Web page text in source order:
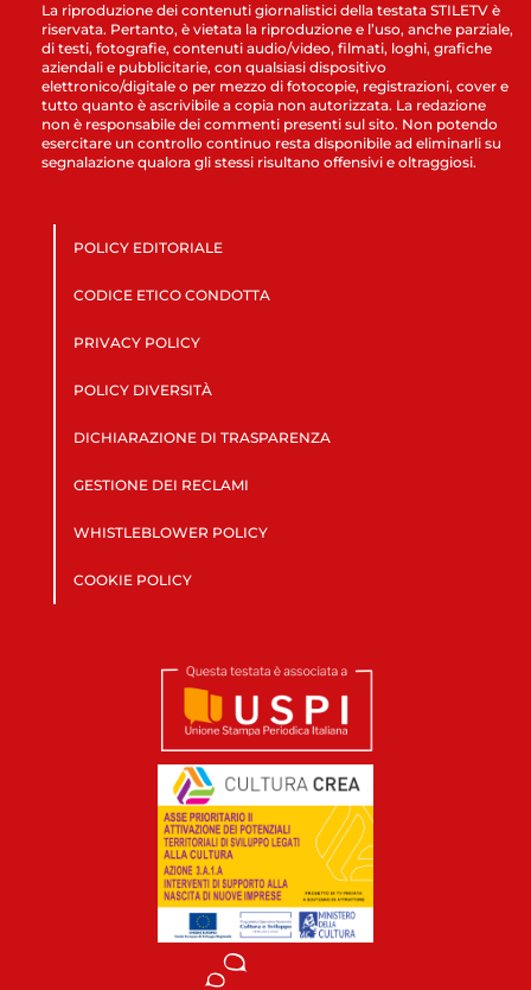
La riproduzione dei contenuti giornalistici della testata STILETV è
riservata. Pertanto, è vietata la riproduzione e l’uso, anche parziale,
di testi, fotografie, contenuti audio/video, filmati, loghi, grafiche
aziendali e pubblicitarie, con qualsiasi dispositivo
elettronico/digitale o per mezzo di fotocopie, registrazioni, cover e
tutto quanto è ascrivibile a copia non autorizzata. La redazione
non è responsabile dei commenti presenti sul sito. Non potendo
esercitare un controllo continuo resta disponibile ad eliminarli su
segnalazione qualora gli stessi risultano offensivi e oltraggiosi.
POLICY EDITORIALE
CODICE ETICO CONDOTTA
PRIVACY POLICY
POLICY DIVERSITÀ
DICHIARAZIONE DI TRASPARENZA
GESTIONE DEI RECLAMI
WHISTLEBLOWER POLICY
COOKIE POLICY